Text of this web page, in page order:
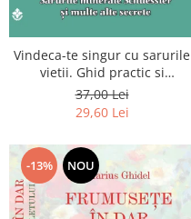
Vindeca-te singur cu sarurile
vietii. Ghid practic si
informativ. Sarurile minerale
Schuessler si multe alte
secrete
37,00 Lei
29,60 Lei
-13% NOU